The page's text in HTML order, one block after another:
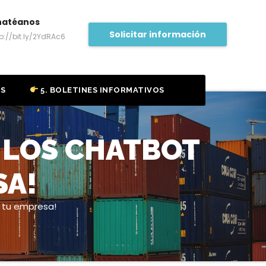
bit.ly/2YdRAc6 Solicitar información
5. BOLETINES INFORMATIVOS
CHATBOT
tu empresa!